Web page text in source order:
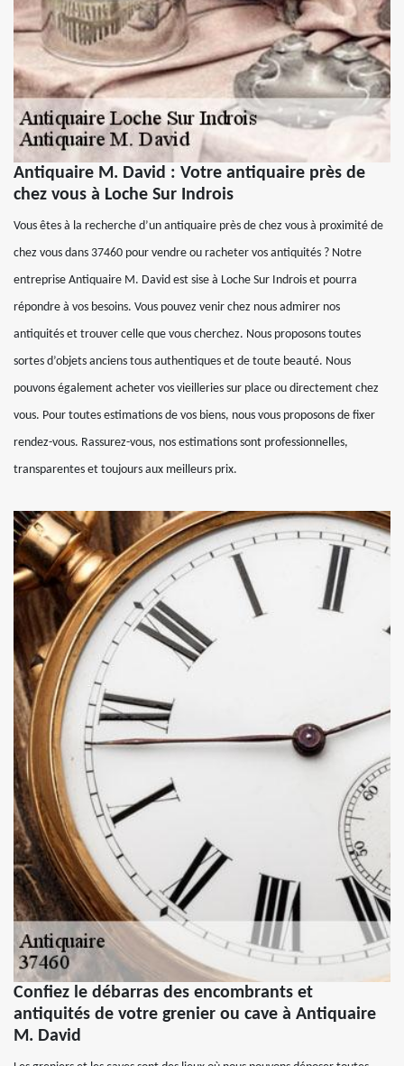
Antiquaire M. David : Votre antiquaire près de
chez vous à Loche Sur Indrois
Vous êtes à la recherche d’un antiquaire près de chez vous à proximité de
chez vous dans 37460 pour vendre ou racheter vos antiquités ? Notre
entreprise Antiquaire M. David est sise à Loche Sur Indrois et pourra
répondre à vos besoins. Vous pouvez venir chez nous admirer nos
antiquités et trouver celle que vous cherchez. Nous proposons toutes
sortes d’objets anciens tous authentiques et de toute beauté. Nous
pouvons également acheter vos vieilleries sur place ou directement chez
vous. Pour toutes estimations de vos biens, nous vous proposons de fixer
rendez-vous. Rassurez-vous, nos estimations sont professionnelles,
transparentes et toujours aux meilleurs prix.
Confiez le débarras des encombrants et
antiquités de votre grenier ou cave à Antiquaire
M. David